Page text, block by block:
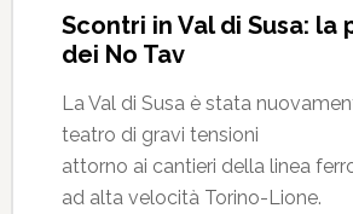
Scontri in Val di Susa: la
dei No Tav
La Val di Susa è stata
teatro di gravi tensioni
attorno ai cantieri della linea
ad alta velocità Torino-Lione.